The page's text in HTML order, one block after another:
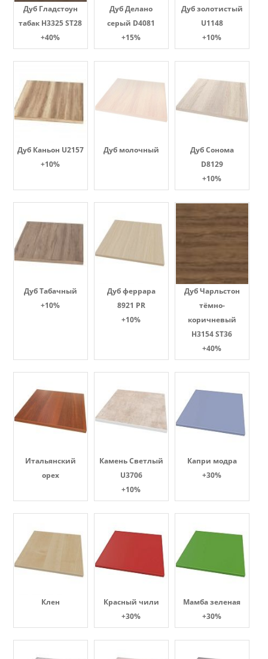
Дуб Гладстоун
табак H3325 ST28
+40%
Дуб Делано
серый D4081
+15%
Дуб золотистый
U1148
+10%
Дуб Каньон U2157
+10%
Дуб молочный
Дуб Сонома
D8129
+10%
Дуб Табачный
+10%
Дуб феррара
8921 PR
+10%
Дуб Чарльстон
тёмно-
коричневый
H3154 ST36
+40%
Итальянский
орех
Камень Светлый
U3706
+10%
Капри модра
+30%
Клен
Красный чили
+30%
Мамба зеленая
+30%